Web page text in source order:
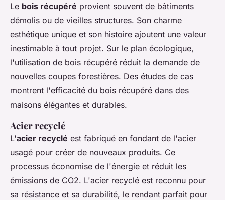
Le bois récupéré provient souvent de bâtiments
démolis ou de vieilles structures. Son charme
esthétique unique et son histoire ajoutent une valeur
inestimable à tout projet. Sur le plan écologique,
l'utilisation de bois récupéré réduit la demande de
nouvelles coupes forestières. Des études de cas
montrent l'efficacité du bois récupéré dans des
maisons élégantes et durables.
Acier recyclé
L'acier recyclé est fabriqué en fondant de l'acier
usagé pour créer de nouveaux produits. Ce
processus économise de l'énergie et réduit les
émissions de CO2. L'acier recyclé est reconnu pour
sa résistance et sa durabilité, le rendant parfait pour